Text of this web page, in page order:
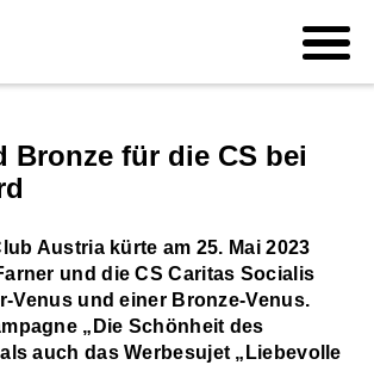
Bronze für die CS bei
Austria kürte am 25. Mai 2023
und die CS Caritas Socialis
Venus und einer Bronze-Venus.
„Die Schönheit des
auch das Werbesujet „Liebevolle